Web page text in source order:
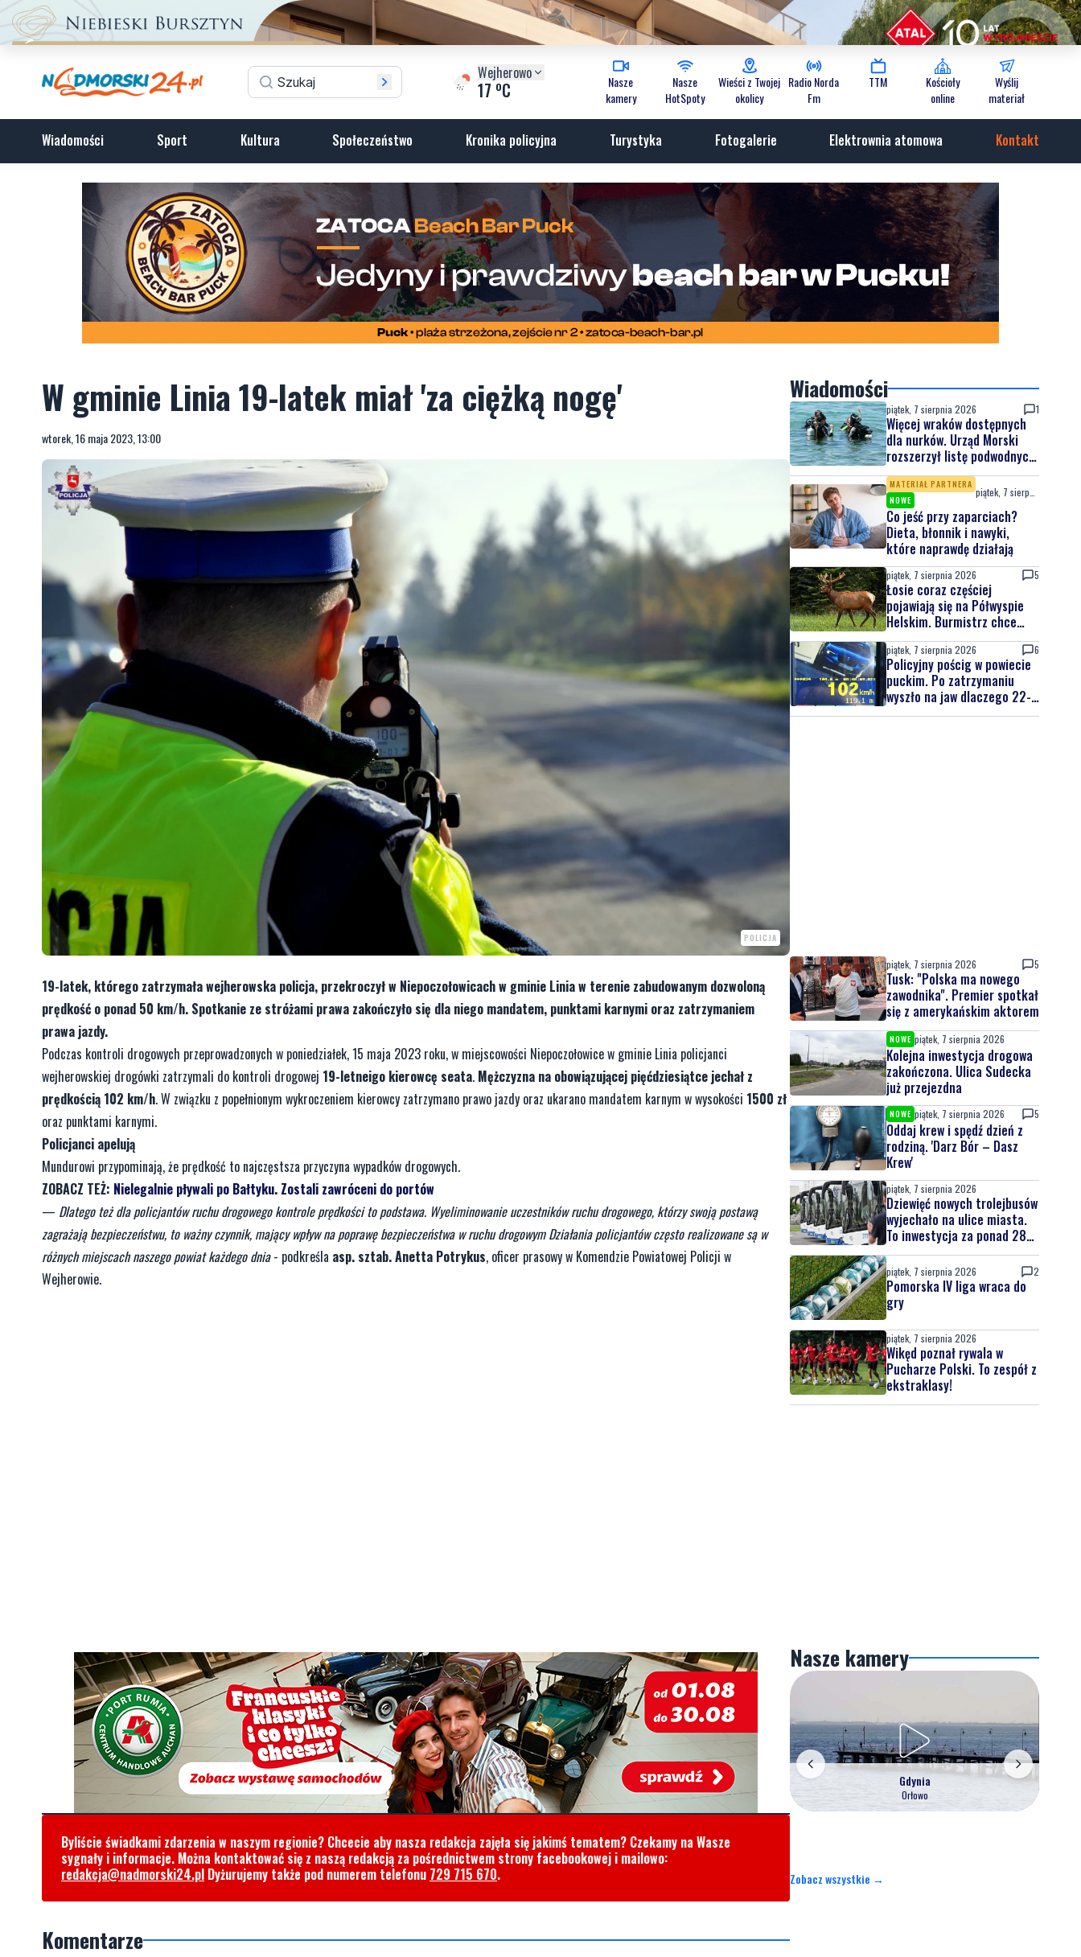
Wejherowo
17 oC
Nasze
kamery
Nasze
HotSpoty
Wieści z Twojej
okolicy
Radio Norda
Fm
TTM
Kościoły
online
Wyślij
materiał
Wiadomości Sport Kultura Społeczeństwo Kronika policyjna Turystyka Fotogalerie Elektrownia atomowa Kontakt
W gminie Linia 19-latek miał 'za ciężką nogę'
wtorek, 16 maja 2023, 13:00
POLICJA
19-latek, którego zatrzymała wejherowska policja, przekroczył w Niepoczołowicach w gminie Linia w terenie zabudowanym dozwoloną
prędkość o ponad 50 km/h. Spotkanie ze stróżami prawa zakończyło się dla niego mandatem, punktami karnymi oraz zatrzymaniem
prawa jazdy.
Podczas kontroli drogowych przeprowadzonych w poniedziałek, 15 maja 2023 roku, w miejscowości Niepoczołowice w gminie Linia policjanci
wejherowskiej drogówki zatrzymali do kontroli drogowej 19-letneigo kierowcę seata. Mężczyzna na obowiązującej pięćdziesiątce jechał z
prędkością 102 km/h. W związku z popełnionym wykroczeniem kierowcy zatrzymano prawo jazdy oraz ukarano mandatem karnym w wysokości 1500 zł
oraz punktami karnymi.
Policjanci apelują
Mundurowi przypominają, że prędkość to najczęstsza przyczyna wypadków drogowych.
ZOBACZ TEŻ: Nielegalnie pływali po Bałtyku. Zostali zawróceni do portów
— Dlatego też dla policjantów ruchu drogowego kontrole prędkości to podstawa. Wyeliminowanie uczestników ruchu drogowego, którzy swoją postawą
zagrażają bezpieczeństwu, to ważny czynnik, mający wpływ na poprawę bezpieczeństwa w ruchu drogowym Działania policjantów często realizowane są w
różnych miejscach naszego powiat każdego dnia- podkreśla asp. sztab. Anetta Potrykus, oficer prasowy w Komendzie Powiatowej Policji w
Wejherowie.
Byliście świadkami zdarzenia w naszym regionie? Chcecie aby nasza redakcja zajęła się jakimś tematem? Czekamy na Wasze
sygnały i informacje. Można kontaktować się z naszą redakcją za pośrednictwem strony facebookowej i mailowo:
redakcja@nadmorski24.pl Dyżurujemy także pod numerem telefonu 729 715 670.
Komentarze
Wiadomości
piątek, 7 sierpnia 2026 1
Więcej wraków dostępnych
dla nurków. Urząd Morski
rozszerzył listę podwodnych
atrakcji
MATERIAŁ PARTNERA
NOWE
Co jeść przy zaparciach?
Dieta, błonnik i nawyki,
które naprawdę działają
piątek, 7 sierpnia 2026 5
Łosie coraz częściej
pojawiają się na Półwyspie
Helskim. Burmistrz chce
nowych znaków drogowych
piątek, 7 sierpnia 2026 6
Policyjny pościg w powiecie
puckim. Po zatrzymaniu
wyszło na jaw dlaczego 22-
latek uciekał
piątek, 7 sierpnia 2026 5
Tusk: "Polska ma nowego
zawodnika". Premier spotkał
się z amerykańskim aktorem
NOWE piątek, 7 sierpnia 2026
Kolejna inwestycja drogowa
zakończona. Ulica Sudecka
już przejezdna
NOWE piątek, 7 sierpnia 2026 5
Oddaj krew i spędź dzień z
rodziną. 'Darz Bór – Dasz
Krew'
piątek, 7 sierpnia 2026
Dziewięć nowych trolejbusów
wyjechało na ulice miasta.
To inwestycja za ponad 28
mln zł
piątek, 7 sierpnia 2026 2
Pomorska IV liga wraca do
gry
piątek, 7 sierpnia 2026
Wikęd poznał rywala w
Pucharze Polski. To zespół z
ekstraklasy!
Nasze kamery
Gdynia
Orłowo
Zobacz wszystkie →